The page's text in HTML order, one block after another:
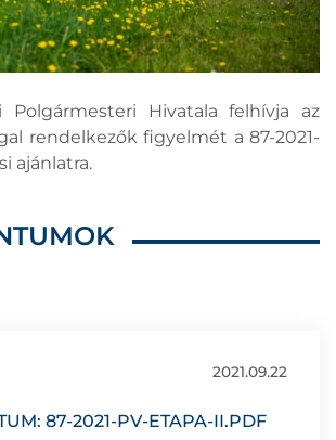
Polgármesteri Hivatala felhívja az
rendelkezők figyelmét a 87-2021-
ajánlatra.
2021.09.22
87-2021-PV-ETAPA-II.PDF